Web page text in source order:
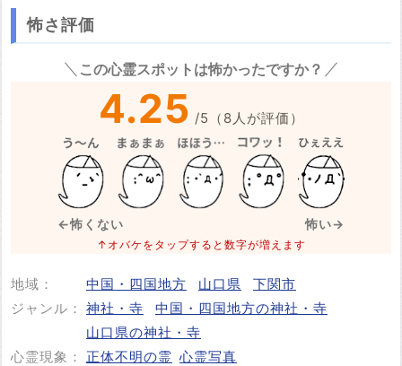
※心霊体験談や怖い話はコメント欄での投稿をお願いします。
※事件・事故が起きた日付
投稿する
怖さ評価
この心霊スポットは怖かったですか？
4.25 /5 （ 8人が評価）
←怖くない 怖い→
↑オバケをタップすると数字が増えます
地域： 中国・四国地方 山口県
下関市
ジャンル： 神社・寺
中国・四国地方の神社・寺
山口県の神社・寺
心霊現象：
正体不明の霊 心霊写真